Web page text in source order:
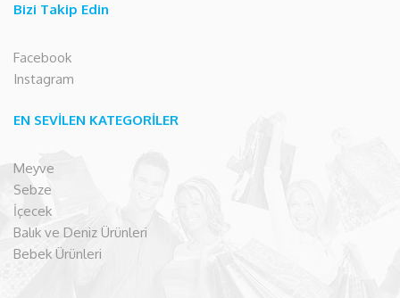
Bizi Takip Edin
Facebook
Instagram
EN SEVİLEN KATEGORİLER
Meyve
Sebze
İçecek
Balık ve Deniz Ürünleri
Bebek Ürünleri